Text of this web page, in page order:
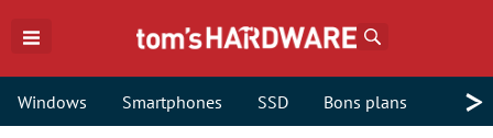
Windows Smartphones SSD Bons plans >